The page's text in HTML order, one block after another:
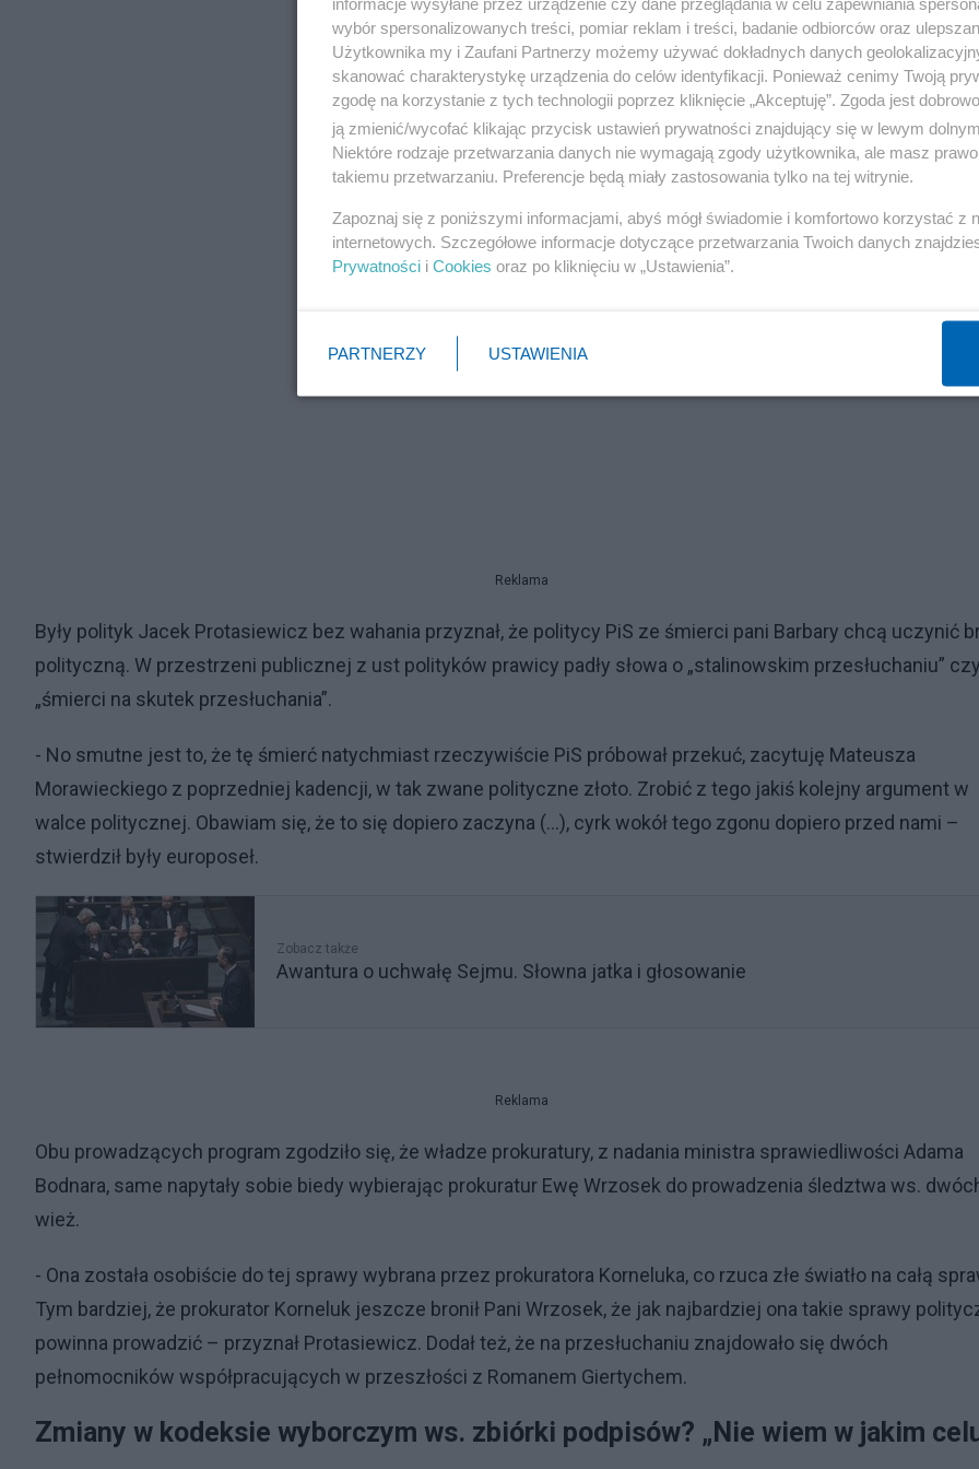
Reklama
Były polityk Jacek Protasiewicz bez wahania przyznał, że politycy PiS ze śmierci pani Barbary chcą uczynić
polityczną. W przestrzeni publicznej z ust polityków prawicy padły słowa o „stalinowskim przesłuchaniu” czy
„śmierci na skutek przesłuchania”.
- No smutne jest to, że tę śmierć natychmiast rzeczywiście PiS próbował przekuć, zacytuję Mateusza
Morawieckiego z poprzedniej kadencji, w tak zwane polityczne złoto. Zrobić z tego jakiś kolejny argument w
walce politycznej. Obawiam się, że to się dopiero zaczyna (…), cyrk wokół tego zgonu dopiero przed nami –
stwierdził były europoseł.
Zobacz także
Awantura o uchwałę Sejmu. Słowna jatka i głosowanie
Reklama
Obu prowadzących program zgodziło się, że władze prokuratury, z nadania ministra sprawiedliwości Adama
Bodnara, same napytały sobie biedy wybierając prokuratur Ewę Wrzosek do prowadzenia śledztwa ws.
wież.
- Ona została osobiście do tej sprawy wybrana przez prokuratora Korneluka, co rzuca złe światło na całą
Tym bardziej, że prokurator Korneluk jeszcze bronił Pani Wrzosek, że jak najbardziej ona takie sprawy
powinna prowadzić – przyznał Protasiewicz. Dodał też, że na przesłuchaniu znajdowało się dwóch
pełnomocników współpracujących w przeszłości z Romanem Giertychem.
Zmiany w kodeksie wyborczym ws. zbiórki podpisów? „Nie wiem w jakim
wybór spersonalizowanych treści, pomiar reklam i treści, badanie odbiorców oraz
Użytkownika my i Zaufani Partnerzy możemy używać dokładnych danych
skanować charakterystykę urządzenia do celów identyfikacji. Ponieważ cenimy Twoją
zgodę na korzystanie z tych technologii poprzez kliknięcie „Akceptuję”. Zgoda jest
ją zmienić/wycofać klikając przycisk ustawień prywatności znajdujący się w lewym
Niektóre rodzaje przetwarzania danych nie wymagają zgody użytkownika, ale masz
takiemu przetwarzaniu. Preferencje będą miały zastosowania tylko na tej witrynie.
Zapoznaj się z poniższymi informacjami, abyś mógł świadomie i komfortowo korzystać z
internetowych. Szczegółowe informacje dotyczące przetwarzania Twoich danych
Prywatności i Cookies oraz po kliknięciu w „Ustawienia”.
PARTNERZY USTAWIENIA